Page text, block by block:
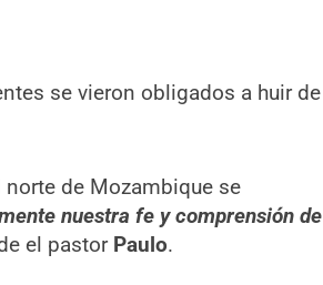
se vieron obligados a huir de
de Mozambique se
nuestra fe y comprensión de
el pastor Paulo.